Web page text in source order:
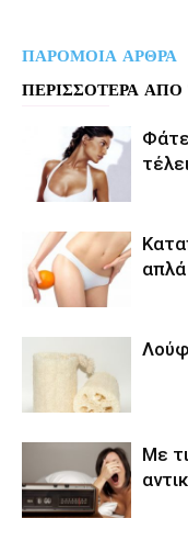
ΠΑΡΟΜΟΙΑ ΑΡΘΡΑ
ΠΕΡΙΣΣΟΤΕΡΑ
Φάτε
απλά
Με